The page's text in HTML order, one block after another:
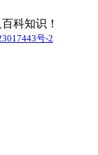
科知识！
号-2